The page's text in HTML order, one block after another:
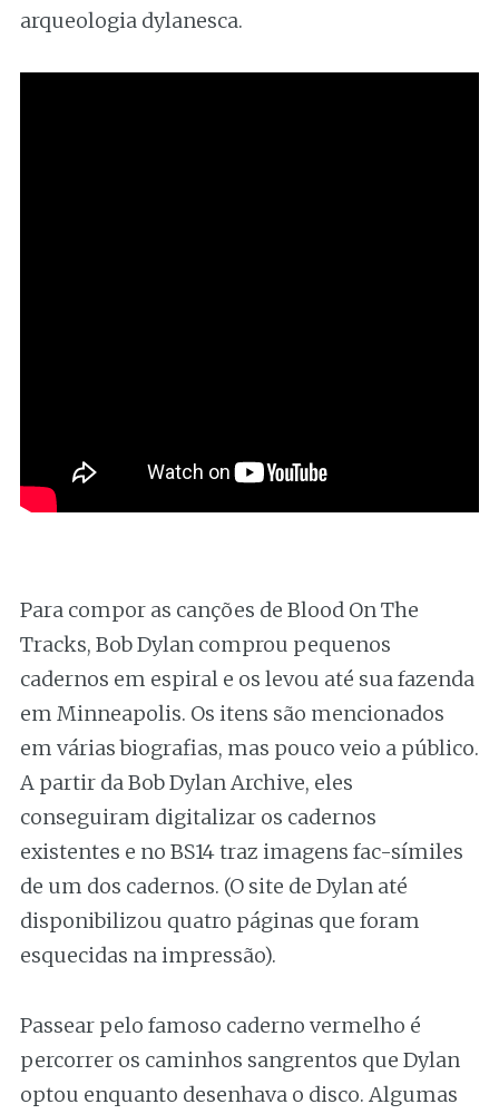
arqueologia dylanesca.
Para compor as canções de Blood On The
Tracks, Bob Dylan comprou pequenos
cadernos em espiral e os levou até sua fazenda
em Minneapolis. Os itens são mencionados
em várias biografias, mas pouco veio a público.
A partir da Bob Dylan Archive, eles
conseguiram digitalizar os cadernos
existentes e no BS14 traz imagens fac-símiles
de um dos cadernos. (O site de Dylan até
disponibilizou quatro páginas que foram
esquecidas na impressão).
Passear pelo famoso caderno vermelho é
percorrer os caminhos sangrentos que Dylan
optou enquanto desenhava o disco. Algumas